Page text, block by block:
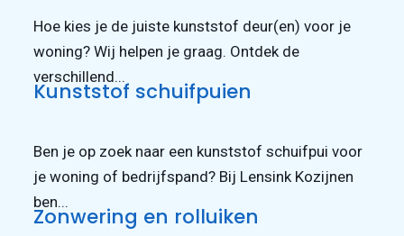
Hoe kies je de juiste kunststof deur(en) voor je
woning? Wij helpen je graag. Ontdek de
verschillend...
Kunststof schuifpuien
Ben je op zoek naar een kunststof schuifpui voor
je woning of bedrijfspand? Bij Lensink Kozijnen
ben...
Zonwering en rolluiken